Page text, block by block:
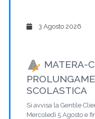
3 Agosto 2026
MATERA-
SCOLASTICA
Si avvisa la Gentile
Mercoledì 5 Agosto e